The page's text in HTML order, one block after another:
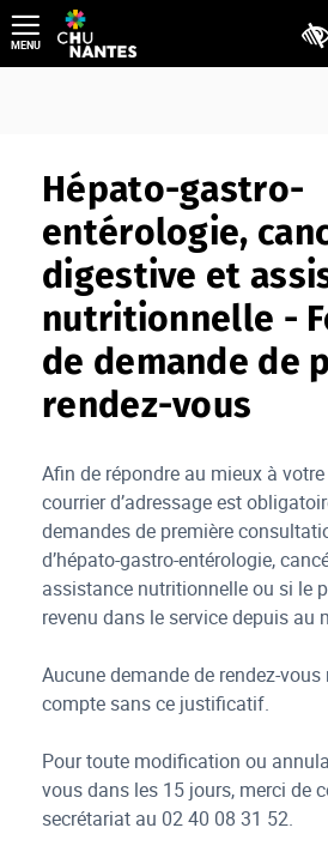
Aller
au
contenu
MENU
Hépato-gastro-
entérologie,
digestive et
nutritionnelle -
de demande de
rendez-vous
Afin de répondre au mieux à
courrier d’adressage est
demandes de première
d’hépato-gastro-entérologie,
assistance nutritionnelle ou si le
revenu dans le service depuis au
Aucune demande de rendez-vous
compte sans ce justificatif.
Pour toute modification ou
vous dans les 15 jours, merci de
secrétariat au 02 40 08 31 52.